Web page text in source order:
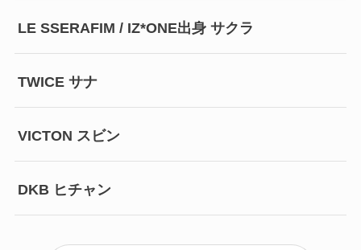
LE SSERAFIM / IZ*ONE出身 サクラ
TWICE サナ
VICTON スビン
DKB ヒチャン